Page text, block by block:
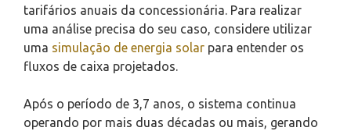
tarifários anuais da concessionária. Para realizar
uma análise precisa do seu caso, considere utilizar
uma simulação de energia solar para entender os
fluxos de caixa projetados.
Após o período de 3,7 anos, o sistema continua
operando por mais duas décadas ou mais, gerando